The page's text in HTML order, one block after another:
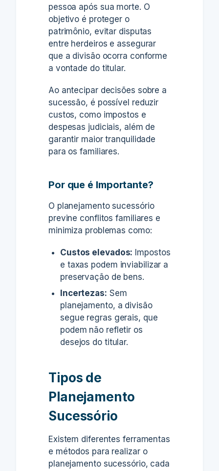
pessoa após sua morte. O
objetivo é proteger o
patrimônio, evitar disputas
entre herdeiros e assegurar
que a divisão ocorra conforme
a vontade do titular.
Ao antecipar decisões sobre a
sucessão, é possível reduzir
custos, como impostos e
despesas judiciais, além de
garantir maior tranquilidade
para os familiares.
Por que é Importante?
O planejamento sucessório
previne conflitos familiares e
minimiza problemas como:
Custos elevados: Impostos
e taxas podem inviabilizar a
preservação de bens.
Incertezas: Sem
planejamento, a divisão
segue regras gerais, que
podem não refletir os
desejos do titular.
Tipos de
Planejamento
Sucessório
Existem diferentes ferramentas
e métodos para realizar o
planejamento sucessório, cada